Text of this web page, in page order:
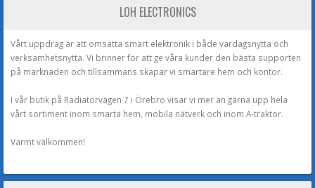
LOH ELECTRONICS
Vårt uppdrag är att omsätta smart elektronik i både vardagsnytta och
verksamhetsnytta. Vi brinner för att ge våra kunder den bästa supporten
på marknaden och tillsammans skapar vi smartare hem och kontor.
I vår butik på Radiatorvägen 7 i Örebro visar vi mer än gärna upp hela
vårt sortiment inom smarta hem, mobila nätverk och inom A-traktor.
Varmt välkommen!